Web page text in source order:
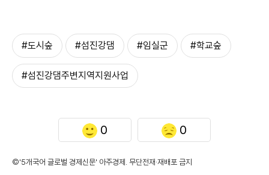
#도시숲 #섬진강댐 #임실군 #학교숲
#섬진강댐주변지역지원사업
0 0
©'5개국어 글로벌 경제신문' 아주경제. 무단전재·재배포 금지